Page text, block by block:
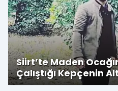
Siirt’te Maden
Çalıştığı Kepçenin
Kubay Hayatını